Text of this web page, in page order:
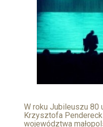
W roku Jubileuszu 80
Krzysztofa
województwa